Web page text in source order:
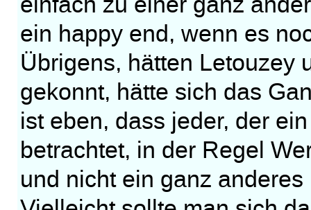
ein happy end, wenn es
Übrigens, hätten Letouzey
gekonnt, hätte sich das
ist eben, dass jeder, der
betrachtet, in der Regel
und nicht ein ganz